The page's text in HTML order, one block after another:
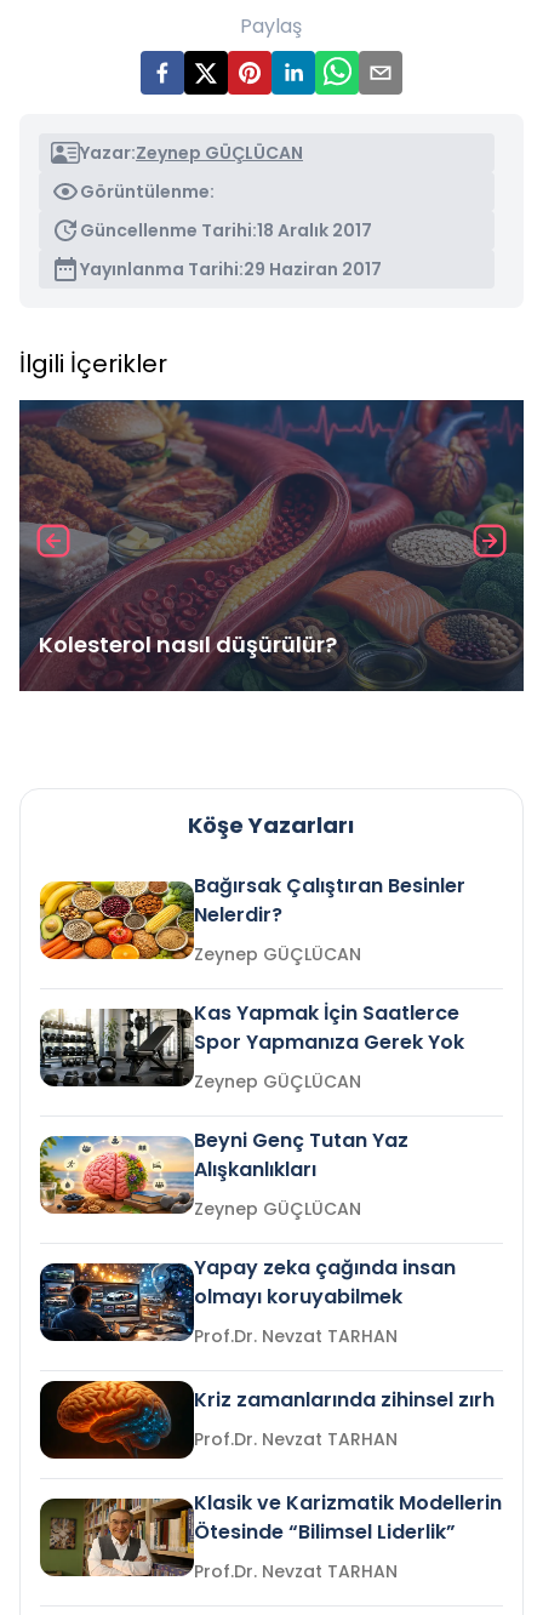
Paylaş
Yazar:Zeynep GÜÇLÜCAN
Görüntülenme:
Güncellenme Tarihi:18 Aralık 2017
Yayınlanma Tarihi:29 Haziran 2017
İlgili İçerikler
Kolesterol nasıl düşürülür?
Köşe Yazarları
Bağırsak Çalıştıran Besinler
Nelerdir?
Zeynep GÜÇLÜCAN
Kas Yapmak İçin Saatlerce
Spor Yapmanıza Gerek Yok
Zeynep GÜÇLÜCAN
Beyni Genç Tutan Yaz
Alışkanlıkları
Zeynep GÜÇLÜCAN
Yapay zeka çağında insan
olmayı koruyabilmek
Prof.Dr. Nevzat TARHAN
Kriz zamanlarında zihinsel zırh
Prof.Dr. Nevzat TARHAN
Klasik ve Karizmatik Modellerin
Ötesinde “Bilimsel Liderlik”
Prof.Dr. Nevzat TARHAN